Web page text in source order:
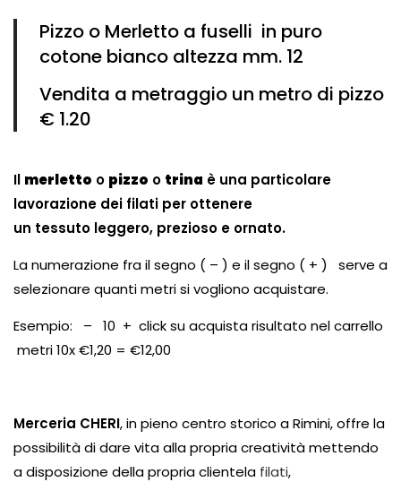
Pizzo o Merletto a fuselli in puro
cotone bianco altezza mm. 12
Vendita a metraggio un metro di pizzo
€ 1.20
Il merletto o pizzo o trina è una particolare
lavorazione dei filati per ottenere
un tessuto leggero, prezioso e ornato.
La numerazione fra il segno ( – ) e il segno ( + ) serve a
selezionare quanti metri si vogliono acquistare.
Esempio: – 10 + click su acquista risultato nel carrello
metri 10x €1,20 = €12,00
Merceria CHERI, in pieno centro storico a Rimini, offre la
possibilità di dare vita alla propria creatività mettendo
a disposizione della propria clientela filati,